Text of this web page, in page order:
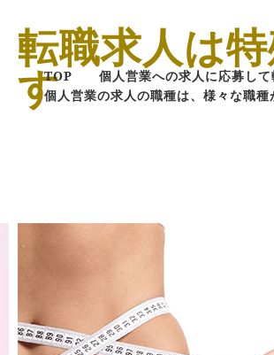
転職求人は
す
TOP
個人営業への求人に応募し
個人営業の求人の職種は、様々な職種